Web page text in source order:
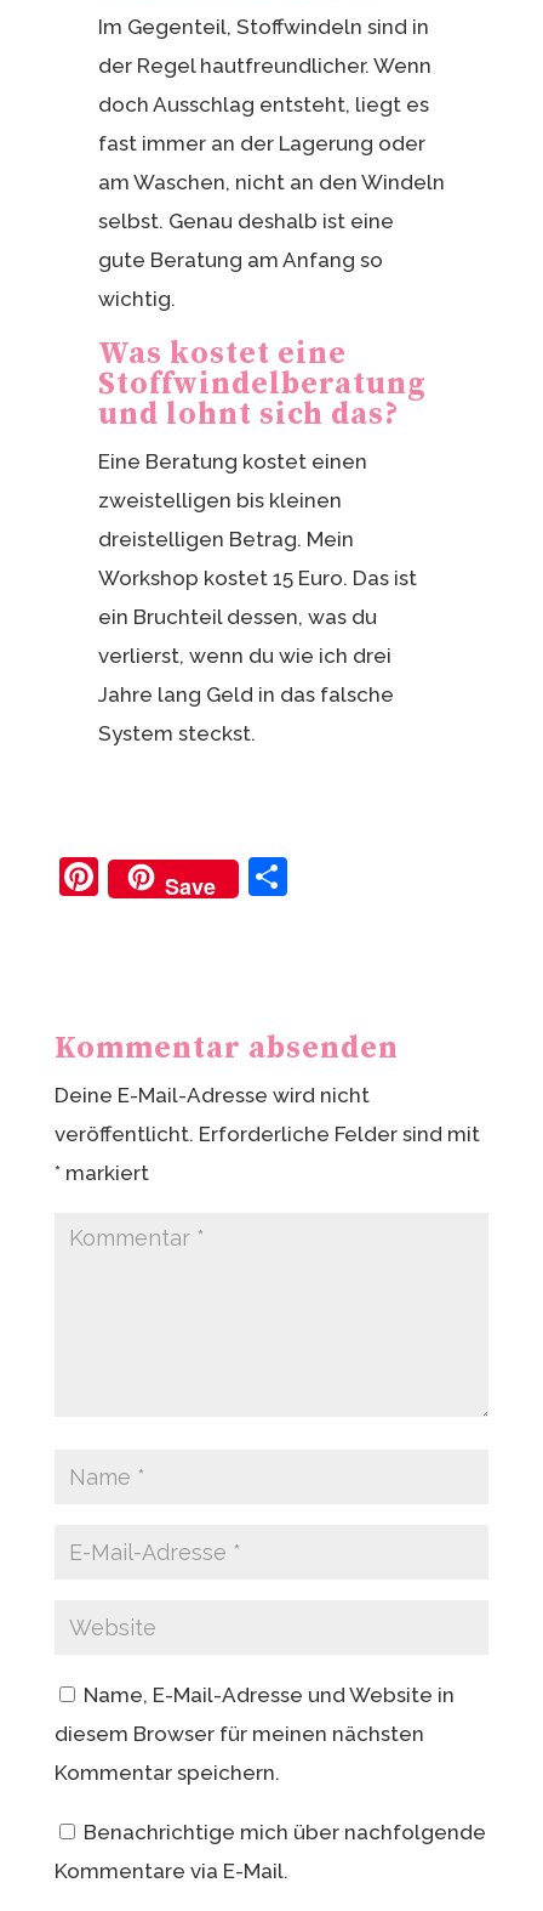
Im Gegenteil, Stoffwindeln sind in
der Regel hautfreundlicher. Wenn
doch Ausschlag entsteht, liegt es
fast immer an der Lagerung oder
am Waschen, nicht an den Windeln
selbst. Genau deshalb ist eine
gute Beratung am Anfang so
wichtig.
Was kostet eine
Stoffwindelberatung
und lohnt sich das?
Eine Beratung kostet einen
zweistelligen bis kleinen
dreistelligen Betrag. Mein
Workshop kostet 15 Euro. Das ist
ein Bruchteil dessen, was du
verlierst, wenn du wie ich drei
Jahre lang Geld in das falsche
System steckst.
Pi
st
Save
T
Kommentar absenden
Deine E-Mail-Adresse wird nicht
veröffentlicht. Erforderliche Felder sind mit
*markiert
Name, E-Mail-Adresse und Website in
diesem Browser für meinen nächsten
Kommentar speichern.
Benachrichtige mich über nachfolgende
Kommentare via E-Mail.